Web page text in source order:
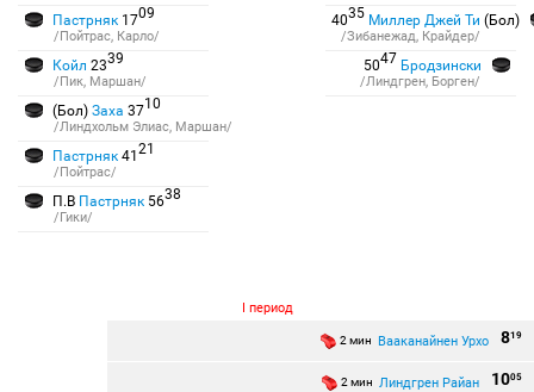
Пастрняк 1709
/Пойтрас, Карло/
Койл 2339
/Пик, Маршан/
(Бол) Заха 3710
/Линдхольм Элиас, Маршан/
Пастрняк 41 21
/Пойтрас/
П.В Пастрняк 5638
/Гики/
4035 Миллер Джей Ти (Бол)
/Зибанежад, Крайдер/
5047 Бродзински
/Линдгрен, Борген/
I период
819
2 мин Вааканайнен Урхо
1005
2 мин Линдгрен Райан